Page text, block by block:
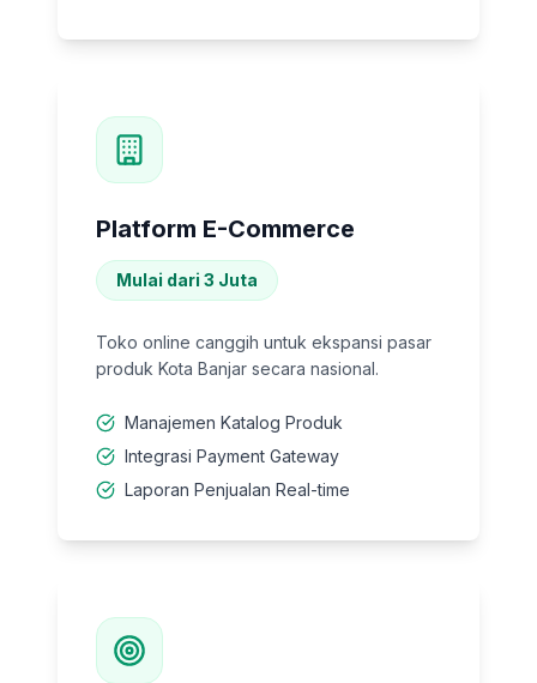
Platform E-Commerce
Mulai dari 3 Juta
Toko online canggih untuk ekspansi pasar
produk Kota Banjar secara nasional.
Manajemen Katalog Produk
Integrasi Payment Gateway
Laporan Penjualan Real-time